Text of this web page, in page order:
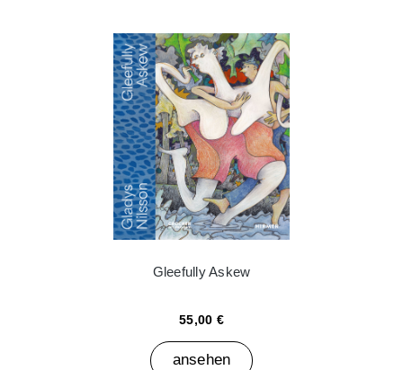
Gleefully Askew
55,00 €
ansehen